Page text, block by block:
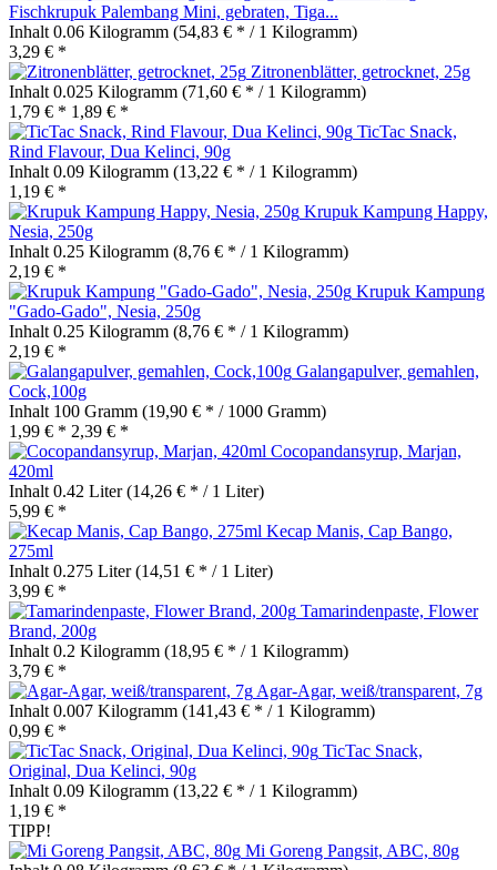
Fischkrupuk Palembang Mini, gebraten, Tiga...
Inhalt 0.06 Kilogramm (54,83 € * / 1 Kilogramm)
3,29 € *
Zitronenblätter, getrocknet, 25g
Inhalt 0.025 Kilogramm (71,60 € * / 1 Kilogramm)
1,79 € * 1,89 € *
TicTac Snack,
Rind Flavour, Dua Kelinci, 90g
Inhalt 0.09 Kilogramm (13,22 € * / 1 Kilogramm)
1,19 € *
Krupuk Kampung Happy,
Nesia, 250g
Inhalt 0.25 Kilogramm (8,76 € * / 1 Kilogramm)
2,19 € *
Krupuk Kampung
"Gado-Gado", Nesia, 250g
Inhalt 0.25 Kilogramm (8,76 € * / 1 Kilogramm)
2,19 € *
Galangapulver, gemahlen,
Cock,100g
Inhalt 100 Gramm (19,90 € * / 1000 Gramm)
1,99 € * 2,39 € *
Cocopandansyrup, Marjan,
420ml
Inhalt 0.42 Liter(14,26 € * / 1 Liter)
5,99 € *
Kecap Manis, Cap Bango,
275ml
Inhalt 0.275 Liter(14,51 € * / 1 Liter)
3,99 € *
Tamarindenpaste, Flower
Brand, 200g
Inhalt 0.2 Kilogramm (18,95 € * / 1 Kilogramm)
3,79 € *
Agar-Agar, weiß/transparent, 7g
Inhalt 0.007 Kilogramm (141,43 € * / 1 Kilogramm)
0,99 € *
TicTac Snack,
Original, Dua Kelinci, 90g
Inhalt 0.09 Kilogramm (13,22 € * / 1 Kilogramm)
1,19 € *
TIPP!
Mi Goreng Pangsit, ABC, 80g